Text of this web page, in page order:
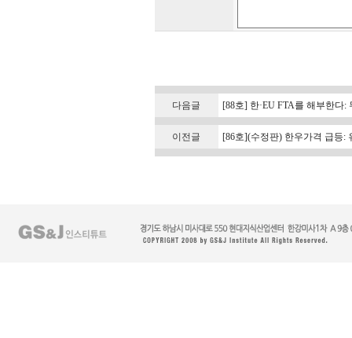
다음글 [88호] 한·EU FTA를 해부한다
이전글 [86호](수정판) 한우가격 급등: